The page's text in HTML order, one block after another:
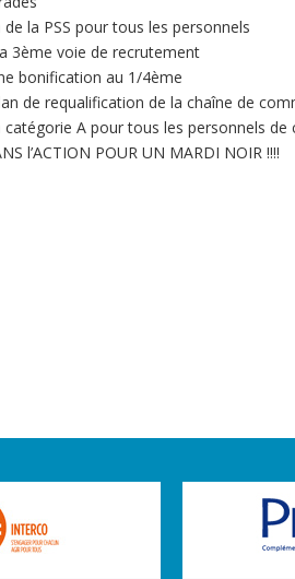
la PSS pour tous les personnels
3ème voie de recrutement
bonification au 1/4ème
de requalification de la chaîne de
catégorie A pour tous les personnels
l’ACTION POUR UN MARDI NOIR !!!!